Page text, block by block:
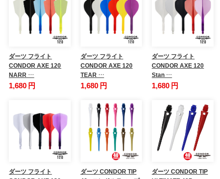
ダーツ フライト
CONDOR AXE 120
NARR …
1,680 円
ダーツ フライト
CONDOR AXE 120
TEAR …
1,680 円
ダーツ フライト
CONDOR AXE 120
Stan …
1,680 円
ダーツ フライト
ダーツ CONDOR TIP
ダーツ CONDOR TIP